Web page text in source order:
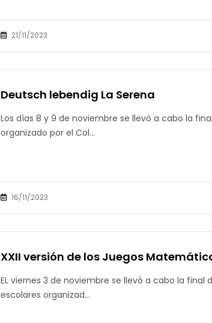
21/11/2023
Deutsch lebendig La Serena
Los días 8 y 9 de noviembre se llevó a cabo la
organizado por el Col...
16/11/2023
XXII versión de los Juegos
EL viernes 3 de noviembre se llevó a cabo la
escolares organizad...